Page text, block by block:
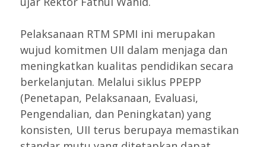
Pelaksanaan RTM SPMI ini merupakan
wujud komitmen UII dalam menjaga dan
meningkatkan kualitas pendidikan secara
berkelanjutan. Melalui siklus PPEPP
(Penetapan, Pelaksanaan, Evaluasi,
Pengendalian, dan Peningkatan) yang
konsisten, UII terus berupaya memastikan